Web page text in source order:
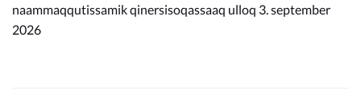
naammaqqutissamik qinersisoqassaaq ulloq 3. september
2026